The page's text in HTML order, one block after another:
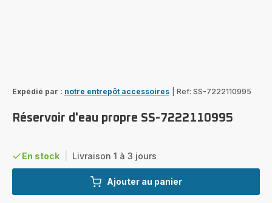
Expédié par : notre entrepôt accessoires Ref: SS-7222110995
Réservoir d'eau propre SS-7222110995
En stock Livraison 1 à 3 jours
Ajouter au panier